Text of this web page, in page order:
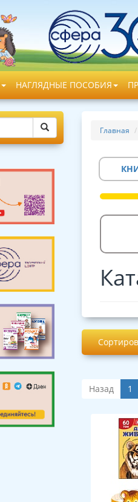
НАГЛЯДНЫЕ ПОСОБИЯ
Главная
Назад 1